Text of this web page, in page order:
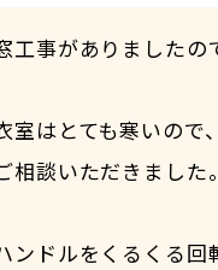
工事がありましたの
室はとても寒いので
相談いただきました。
ンドルをくるくる回